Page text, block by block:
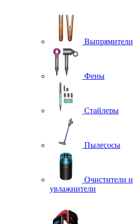
Выпрямители
Фены
Стайлеры
Пылесосы
Очистители и
увлажнители